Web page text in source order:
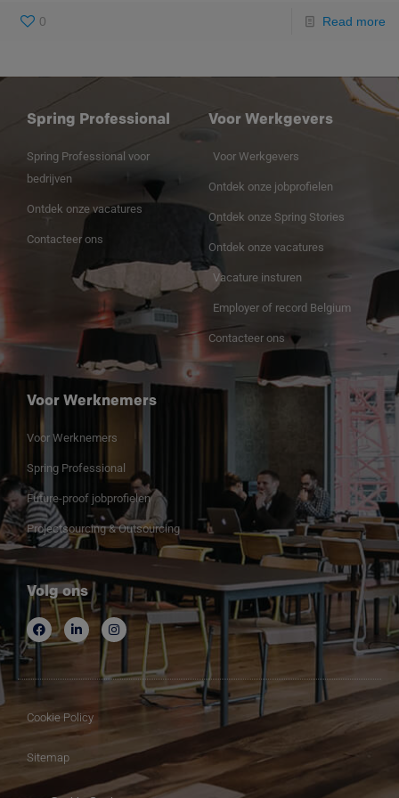
0 Read more
Spring Professional
Spring Professional voor
bedrijven
Ontdek onze vacatures
Contacteer ons
Voor Werkgevers
Voor Werkgevers
Ontdek onze jobprofielen
Ontdek onze Spring Stories
Ontdek onze vacatures
Vacature insturen
Employer of record Belgium
Contacteer ons
Voor Werknemers
Voor Werknemers
Spring Professional
Future-proof jobprofielen
Projectsourcing & Outsourcing
Volg ons
Cookie Policy
Sitemap